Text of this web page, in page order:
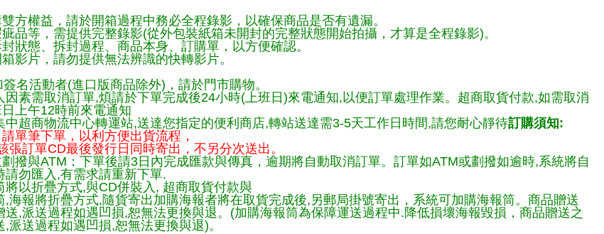
方權益，請於開箱過程中務必全程錄影，以確保商品是否有遺漏。
品等，需提供完整錄影(從外包裝紙箱未開封的完整狀態開始拍攝，才算是全程錄影)。
狀態、拆封過程、商品本身、訂購單，以方便確認。
影片，請勿提供無法辨識的快轉影片。
名活動者(進口版商品除外)，請於門市購物。
因素需取消訂單,煩請於下單完成後24小時(上班日)來電通知,以便訂單處理作業。超商取貨付款,如需取消
上午12時前來電通知
中超商物流中心轉運站,送達您指定的便利商店,轉站送達需3-5天工作日時間,請您耐心靜待訂購須知:
單筆下單，以利方便出貨流程，
訂單CD最後發行日同時寄出，不另分次送出。
撥與ATM：下單後請3日內完成匯款與傳真，逾期將自動取消訂單。訂單如ATM或劃撥如逾時,系統將自
勿匯入,有需求請重新下單.
將以折疊方式,與CD併裝入, 超商取貨付款與
,海報將折疊方式,隨貨寄出加購海報者將在取貨完成後,另郵局掛號寄出，系統可加購海報筒。商品贈送
,派送過程如遇凹損,恕無法更換與退。(加購海報筒為保障運送過程中.降低損壞海報毀損，商品贈送之
派送過程如遇凹損,恕無法更換與退)。